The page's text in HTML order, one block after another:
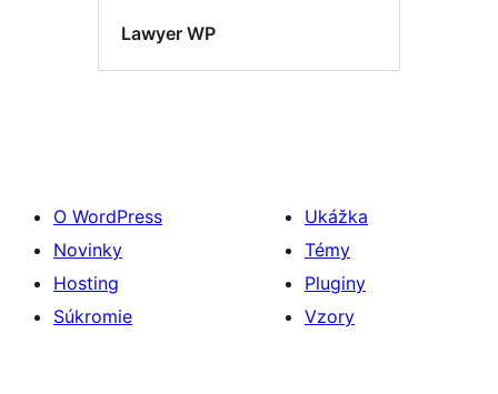
Lawyer WP
O WordPress
Novinky
Hosting
Súkromie
Ukážka
Témy
Pluginy
Vzory